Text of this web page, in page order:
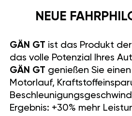
NEUE
GÄN GT ist das Produkt
das volle Potenzial Ihres
GÄN GT genießen Sie
Motorlauf,
Ergebnis: +30% mehr